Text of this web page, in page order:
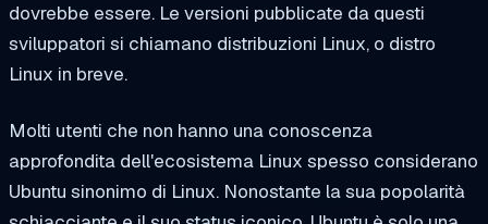
dovrebbe essere. Le versioni pubblicate da questi
sviluppatori si chiamano distribuzioni Linux, o distro
Linux in breve.
Molti utenti che non hanno una conoscenza
approfondita dell'ecosistema Linux spesso considerano
Ubuntu sinonimo di Linux. Nonostante la sua popolarità